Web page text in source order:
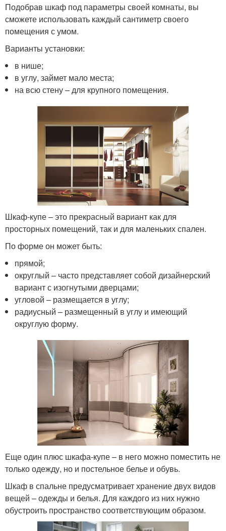
Подобрав шкаф под параметры своей комнаты, вы
сможете использовать каждый сантиметр своего
помещения с умом.
Варианты установки:
в нише;
в углу, займет мало места;
на всю стену – для крупного помещения.
Шкаф-купе – это прекрасный вариант как для
просторных помещений, так и для маленьких спален.
По форме он может быть:
прямой;
округлый – часто представляет собой дизайнерский
вариант с изогнутыми дверцами;
угловой – размещается в углу;
радиусный – размещенный в углу и имеющий
округлую форму.
Еще один плюс шкафа-купе – в него можно поместить не
только одежду, но и постельное белье и обувь.
Шкаф в спальне предусматривает хранение двух видов
вещей – одежды и белья. Для каждого из них нужно
обустроить пространство соответствующим образом.